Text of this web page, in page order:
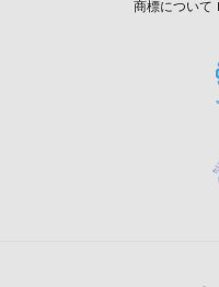
商標について